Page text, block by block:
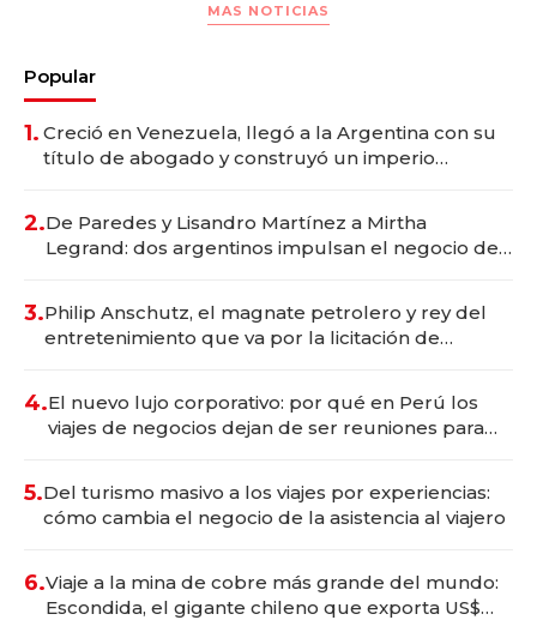
MAS NOTICIAS
Popular
1. Creció en Venezuela, llegó a la Argentina con su
título de abogado y construyó un imperio
2.De Paredes y Lisandro Martínez a Mirtha
Legrand: dos argentinos impulsan el negocio del
3.Philip Anschutz, el magnate petrolero y rey del
entretenimiento que va por la licitación de
4.El nuevo lujo corporativo: por qué en Perú los
viajes de negocios dejan de ser reuniones para
5.Del turismo masivo a los viajes por experiencias:
cómo cambia el negocio de la asistencia al viajero
6.Viaje a la mina de cobre más grande del mundo:
Escondida, el gigante chileno que exporta US$